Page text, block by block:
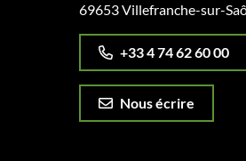
69653 Villefranche-sur-
+33 4 74 62 60 00
Nous écrire